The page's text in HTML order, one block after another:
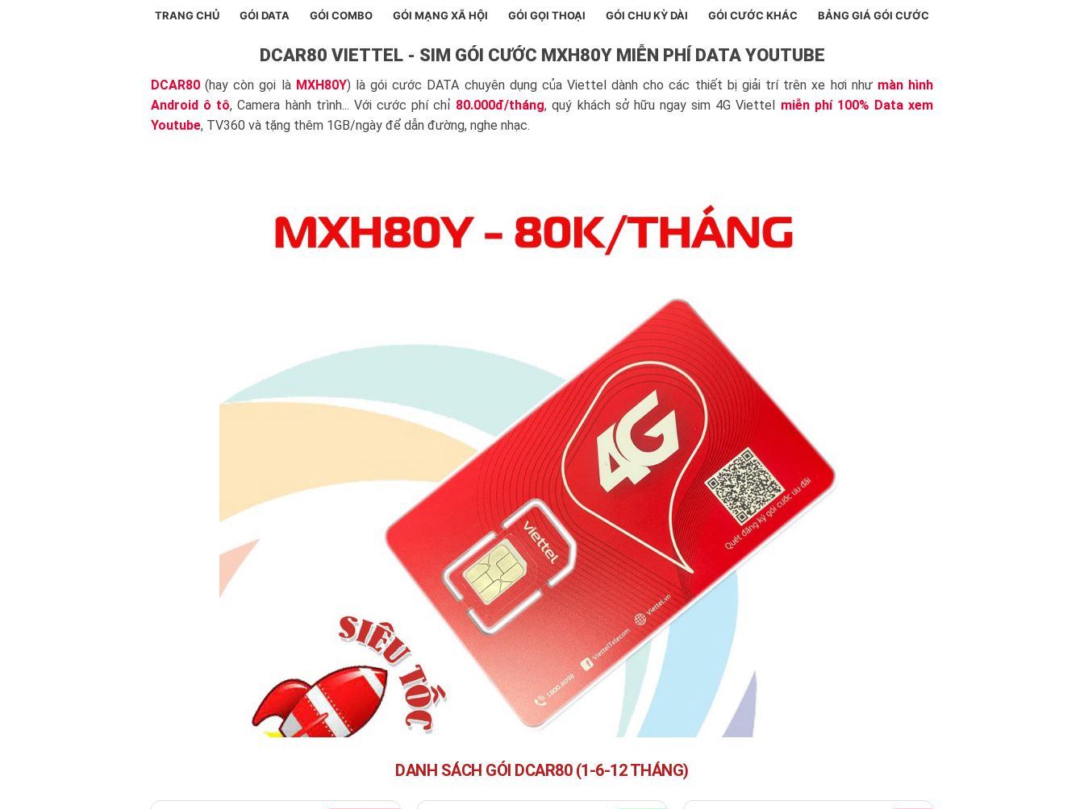
TRANG CHỦ GÓI DATA GÓI COMBO GÓI MẠNG XÃ HỘI GÓI GỌI THOẠI GÓI CHU KỲ DÀI GÓI CƯỚC KHÁC BẢNG GIÁ GÓI CƯỚC
DCAR80 VIETTEL - SIM GÓI CƯỚC MXH80Y MIỄN PHÍ DATA YOUTUBE
DCAR80 (hay còn gọi là MXH80Y) là gói cước DATA chuyên dụng của Viettel dành cho các thiết bị giải trí trên xe hơi như màn hình
Android ô tô, Camera hành trình... Với cước phí chỉ 80.000đ/tháng, quý khách sở hữu ngay sim 4G Viettel miễn phí 100% Data xem
Youtube, TV360 và tặng thêm 1GB/ngày để dẫn đường, nghe nhạc.
DANH SÁCH GÓI DCAR80 (1-6-12 THÁNG)